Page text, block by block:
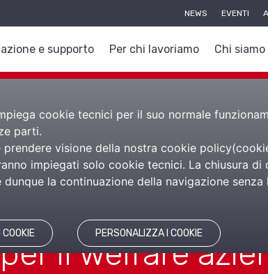
NEWS EVENTI
e supporto Per chi lavoriamo Chi siamo
cookie tecnici per il suo normale
parti.
visione della nostra cookie policy(
impiegati solo cookie tecnici. La chiusura
la continuazione della navigazione senza
PERSONALIZZA I COOKIE
il welfare